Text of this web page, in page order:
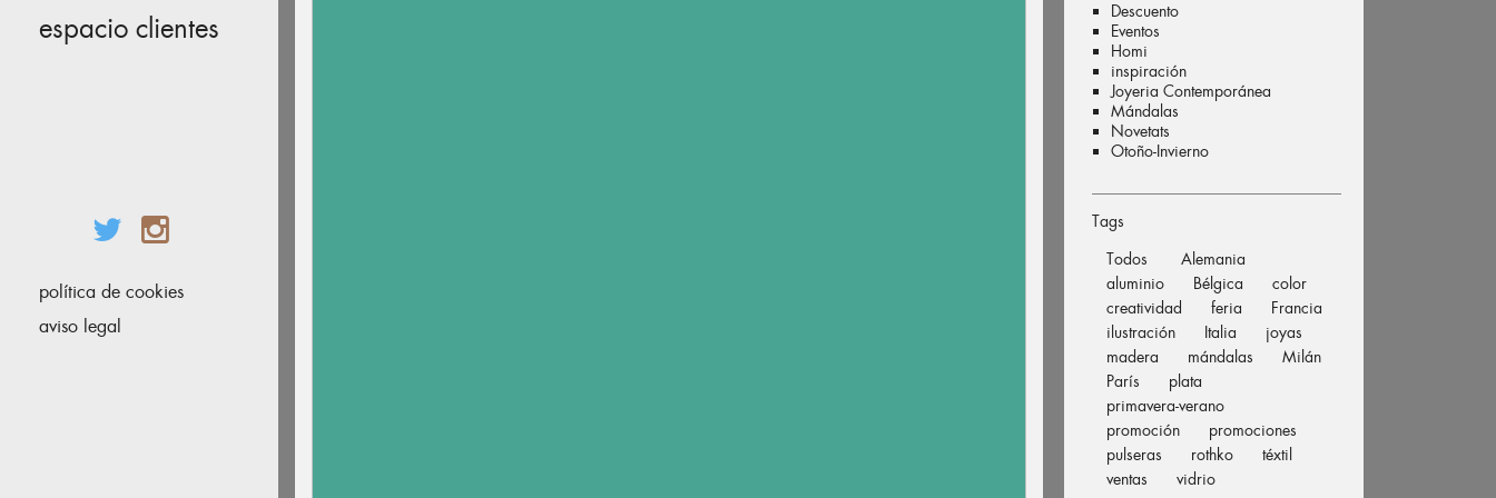
espacio clientes
política de cookies
aviso legal
Descuento
Eventos
Homi
inspiración
Joyeria Contemporánea
Mándalas
Novetats
Otoño-Invierno
Tags
Todos
Alemania
aluminio
Bélgica
color
creatividad
feria
Francia
ilustración
Italia
joyas
madera
mándalas
Milán
París
plata
primavera-verano
promoción
promociones
pulseras
rothko
téxtil
ventas
vidrio